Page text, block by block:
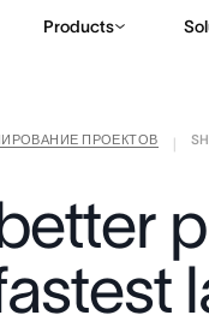
Products
ПРОЕКТОВ